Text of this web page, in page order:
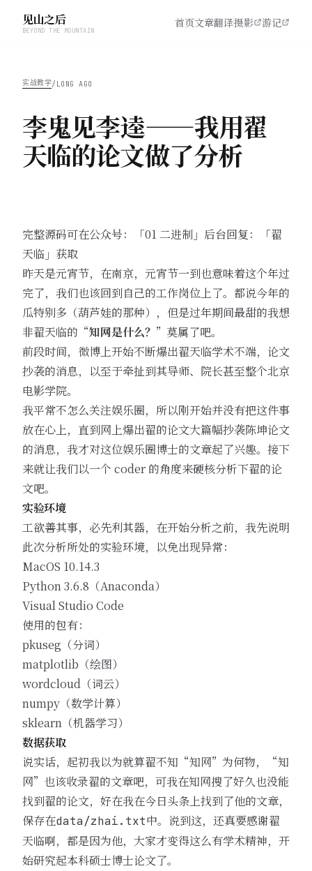
见山之后
BEYOND THE MOUNTAIN
首页文章翻译摄影 游记
实战教学/ LONG AGO
李鬼见李逵——我用翟
天临的论文做了分析
完整源码可在公众号：「01 二进制」后台回复：「翟
天临」获取
昨天是元宵节，在南京，元宵节一到也意味着这个年过
完了，我们也该回到自己的工作岗位上了。都说今年的
瓜特别多（葫芦娃的那种），但是过年期间最甜的我想
非翟天临的“知网是什么？ ”莫属了吧。
前段时间，微博上开始不断爆出翟天临学术不端，论文
抄袭的消息，以至于牵扯到其导师、院长甚至整个北京
电影学院。
我平常不怎么关注娱乐圈，所以刚开始并没有把这件事
放在心上，直到网上爆出翟的论文大篇幅抄袭陈坤论文
的消息，我才对这位娱乐圈博士的文章起了兴趣。接下
来就让我们以一个 coder 的角度来硬核分析下翟的论
文吧。
实验环境
工欲善其事，必先利其器，在开始分析之前，我先说明
此次分析所处的实验环境，以免出现异常：
MacOS 10.14.3
Python 3.6.8（Anaconda）
Visual Studio Code
使用的包有：
pkuseg（分词）
matplotlib（绘图）
wordcloud（词云）
numpy（数学计算）
sklearn（机器学习）
数据获取
说实话，起初我以为就算翟不知“知网”为何物，“知
网”也该收录翟的文章吧，可我在知网搜了好久也没能
找到翟的论文，好在我在今日头条上找到了他的文章，
保存在data/zhai.txt中。说到这，还真要感谢翟
天临啊，都是因为他，大家才变得这么有学术精神，开
始研究起本科硕士博士论文了。